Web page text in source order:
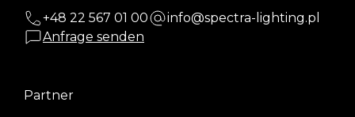
+48 22 567 01 00
info@spectra-lighting.pl
Anfrage senden
Partner